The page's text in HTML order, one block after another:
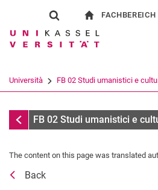
Show search form
Search term
Search
Università FB 02 Studi umanistici e
Coordinamento della pratica
FB 02 Studi umanistici e
The content on this page was translated
Back